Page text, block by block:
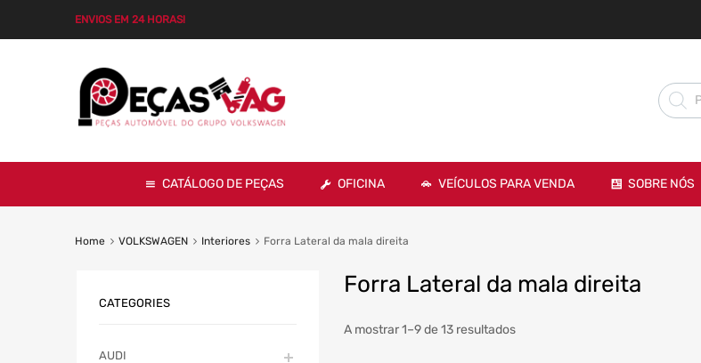
ENVIOS EM 24 HORAS!
CATÁLOGO DE PEÇAS OFICINA VEÍCULOS PARA VENDA SOBRE NÓS
Home VOLKSWAGEN Interiores Forra Lateral da mala direita
Forra Lateral da mala direita
A mostrar 1–9 de 13 resultados
CATEGORIES
AUDI